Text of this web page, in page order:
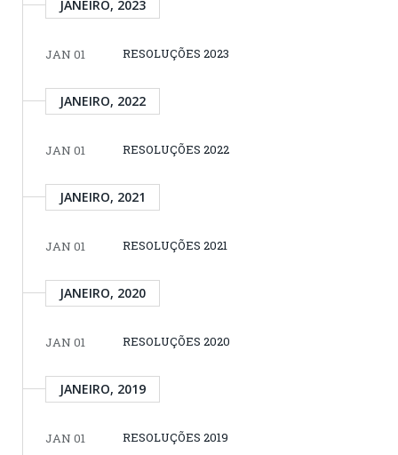
JANEIRO, 2023
JAN 01 RESOLUÇÕES 2023
JANEIRO, 2022
JAN 01 RESOLUÇÕES 2022
JANEIRO, 2021
JAN 01 RESOLUÇÕES 2021
JANEIRO, 2020
JAN 01 RESOLUÇÕES 2020
JANEIRO, 2019
JAN 01 RESOLUÇÕES 2019